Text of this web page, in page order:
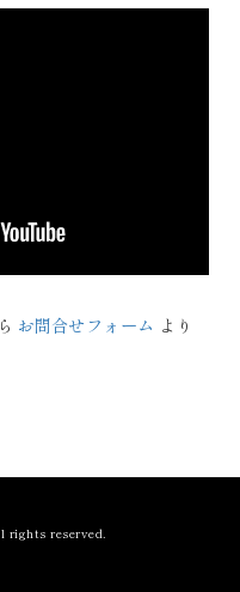
お問合せフォーム より
rights reserved.